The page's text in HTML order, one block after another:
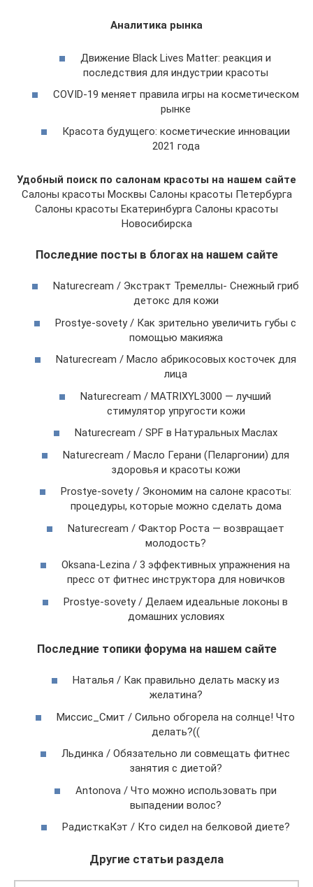
Аналитика рынка
Движение Black Lives Matter: реакция и
последствия для индустрии красоты
COVID-19 меняет правила игры на косметическом
рынке
Красота будущего: косметические инновации
2021 года
Удобный поиск по салонам красоты на нашем сайте
Салоны красоты Москвы Салоны красоты Петербурга
Салоны красоты Екатеринбурга Салоны красоты
Новосибирска
Последние посты в блогах на нашем сайте
Naturecream / Экстракт Тремеллы- Снежный гриб
детокс для кожи
Prostye-sovety / Как зрительно увеличить губы с
помощью макияжа
Naturecream / Масло абрикосовых косточек для
лица
Naturecream / MATRIXYL3000 — лучший
стимулятор упругости кожи
Naturecream / SPF в Натуральных Маслах
Naturecream / Масло Герани (Пеларгонии) для
здоровья и красоты кожи
Prostye-sovety / Экономим на салоне красоты:
процедуры, которые можно сделать дома
Naturecream / Фактор Роста — возвращает
молодость?
Oksana-Lezina / 3 эффективных упражнения на
пресс от фитнес инструктора для новичков
Prostye-sovety / Делаем идеальные локоны в
домашних условиях
Последние топики форума на нашем сайте
Наталья / Как правильно делать маску из
желатина?
Миссис_Смит / Сильно обгорела на солнце! Что
делать?((
Льдинка / Обязательно ли совмещать фитнес
занятия с диетой?
Antonova / Что можно использовать при
выпадении волос?
РадисткаКэт / Кто сидел на белковой диете?
Другие статьи раздела